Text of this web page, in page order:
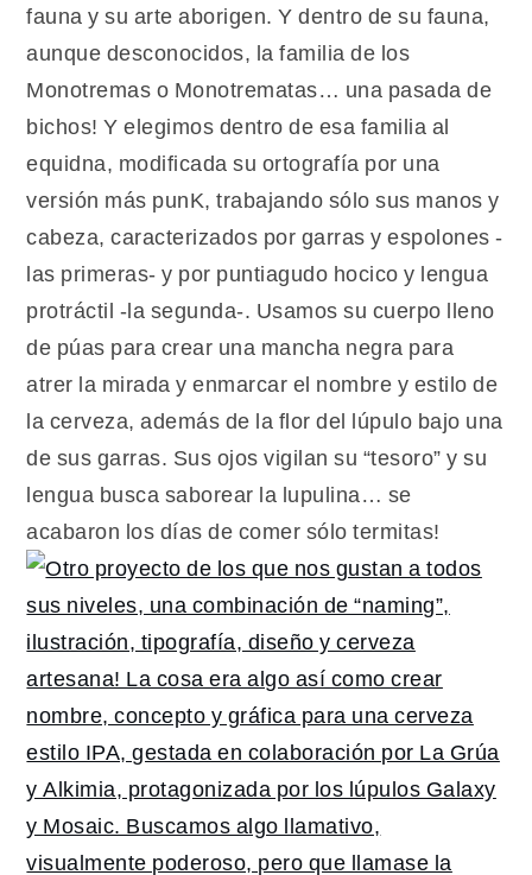
fauna y su arte aborigen. Y dentro de su fauna,
aunque desconocidos, la familia de los
Monotremas o Monotrematas… una pasada de
bichos! Y elegimos dentro de esa familia al
equidna, modificada su ortografía por una
versión más punK, trabajando sólo sus manos y
cabeza, caracterizados por garras y espolones -
las primeras- y por puntiagudo hocico y lengua
protráctil -la segunda-. Usamos su cuerpo lleno
de púas para crear una mancha negra para
atrer la mirada y enmarcar el nombre y estilo de
la cerveza, además de la flor del lúpulo bajo una
de sus garras. Sus ojos vigilan su “tesoro” y su
lengua busca saborear la lupulina… se
acabaron los días de comer sólo termitas!